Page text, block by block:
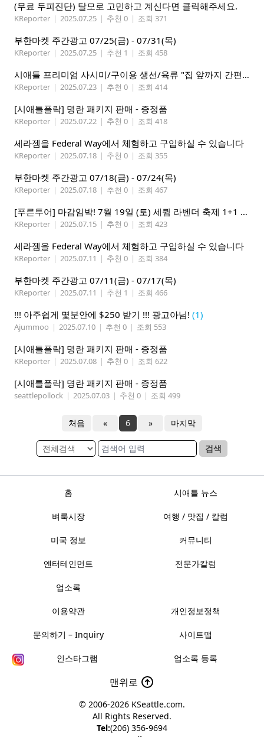
(무료 두피진단) 탈모로 고민하고 계신다면 클릭해주세요.
KReporter | 2025.07.25 | 추천 0 | 조회 371
부한마켓 주간광고 07/25(금) - 07/31(목)
KReporter | 2025.07.25 | 추천 1 | 조회 458
시애틀 프리미엄 사시미/구이용 생선/육류 "집 앞까지 간편하게" – 영오션닷컴
KReporter | 2025.07.23 | 추천 0 | 조회 414
[시애틀폴락] 명란 패키지 판매 - 증정품
KReporter | 2025.07.22 | 추천 0 | 조회 418
세라젬을 Federal Way에서 체험하고 구입하실 수 있습니다
KReporter | 2025.07.18 | 추천 0 | 조회 355
부한마켓 주간광고 07/18(금) - 07/24(목)
KReporter | 2025.07.18 | 추천 0 | 조회 467
[푸른투어] 마감임박! 7월 19일 (토) 세큄 라벤더 축제 1+1 이벤트
KReporter | 2025.07.15 | 추천 0 | 조회 423
세라젬을 Federal Way에서 체험하고 구입하실 수 있습니다
KReporter | 2025.07.11 | 추천 0 | 조회 384
부한마켓 주간광고 07/11(금) - 07/17(목)
KReporter | 2025.07.11 | 추천 1 | 조회 466
!!! 아주쉽게 몇분안에 $250 받기 !!! 광고아님! (1)
Ajummoo | 2025.07.10 | 추천 0 | 조회 553
[시애틀폴락] 명란 패키지 판매 - 증정품
KReporter | 2025.07.08 | 추천 0 | 조회 622
[시애틀폴락] 명란 패키지 판매 - 증정품
seattlepollock | 2025.07.03 | 추천 0 | 조회 499
처음 « 6 » 마지막
검색
홈 시애틀 뉴스
벼룩시장 여행 / 맛집 / 칼럼
미국 정보 커뮤니티
엔터테인먼트 전문가칼럼
업소록
이용약관 개인정보정책
문의하기 – Inquiry 사이트맵
인스타그램 업소록 등록
맨위로
© 2006-2026 KSeattle.com.
All Rights Reserved.
Tel:(206) 356-9694